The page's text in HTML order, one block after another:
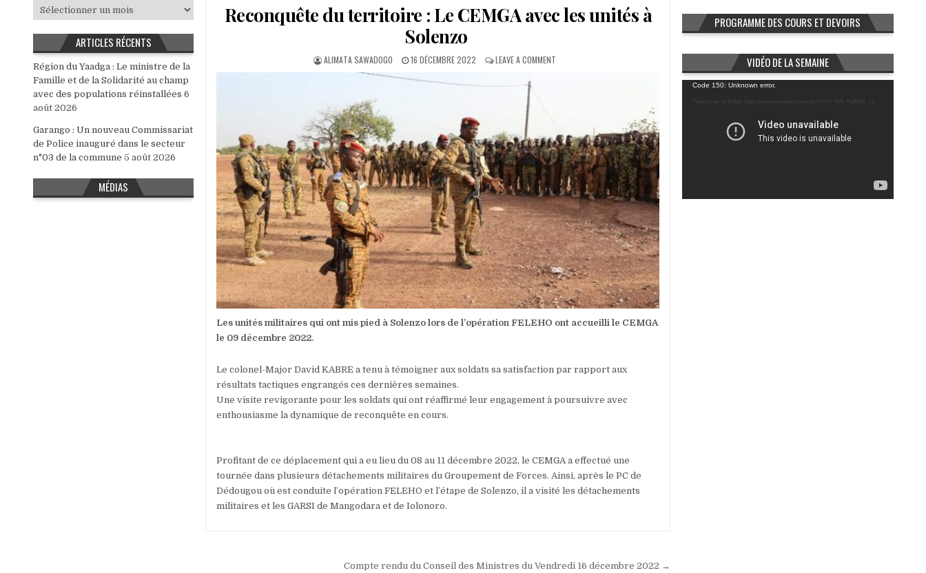
Reconquête du territoire : Le CEMGA avec les unités à
Solenzo
AUTHOR:
ALIMATA SAWADOGO
PUBLISHED
16 DÉCEMBRE 2022 LEAVE A COMMENTON
AVEC
LES
UNITÉS
SOLENZO
Les unités militaires qui ont mis pied à Solenzo lors de l’opération FELEHO ont accueilli le CEMGA
le 09 décembre 2022.
Le colonel-Major David KABRE a tenu à témoigner aux soldats sa satisfaction par rapport aux
résultats tactiques engrangés ces dernières semaines.
Une visite revigorante pour les soldats qui ont réaffirmé leur engagement à poursuivre avec
enthousiasme la dynamique de reconquête en cours.
Profitant de ce déplacement qui a eu lieu du 08 au 11 décembre 2022, le CEMGA a effectué une
tournée dans plusieurs détachements militaires du Groupement de Forces. Ainsi, après le PC de
Dédougou où est conduite l’opération FELEHO et l’étape de Solenzo, il a visité les détachements
militaires et les GARSI de Mangodara et de Iolonoro.
Compte rendu du Conseil des Ministres du Vendredi 16 décembre 2022 →
Archives
ARTICLES RÉCENTS
Région du Yaadga : Le ministre de la
Famille et de la Solidarité au champ
avec des populations réinstallées 6
août 2026
Garango : Un nouveau Commissariat
de Police inauguré dans le secteur
n°03 de la commune 5 août 2026
MÉDIAS
PROGRAMME DES COURS ET DEVOIRS
VIDÉO DE LA SEMAINE
Lecteur
vidéo
Code 150: Unknown error.
Télécharger le fichier: https://www.youtube.com/watch?v=U_MN_YL99Ig&_=1